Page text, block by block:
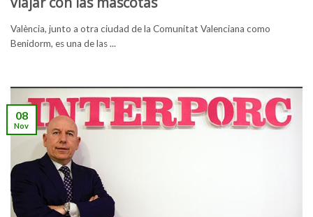
València, junto a otra ciudad de la Comunitat Valenciana como
Benidorm, es una de las ...
08
Nov